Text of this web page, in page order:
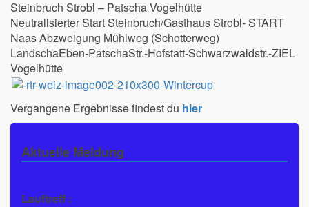
Steinbruch Strobl – Patscha Vogelhütte
Neutralisierter Start Steinbruch/Gasthaus Strobl- START
Naas Abzweigung Mühlweg (Schotterweg)
LandschaEben-PatschaStr.-Hofstatt-Schwarzwaldstr.-ZIEL
Vogelhütte
Vergangene Ergebnisse findest du hier
Aktuelle Meldung
Lauftreff :